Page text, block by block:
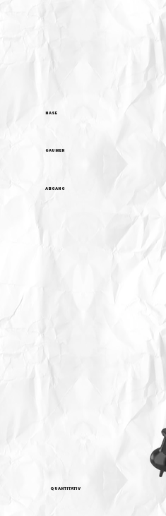
NASE
GAUMEN
ABGANG
QUANTITATIV